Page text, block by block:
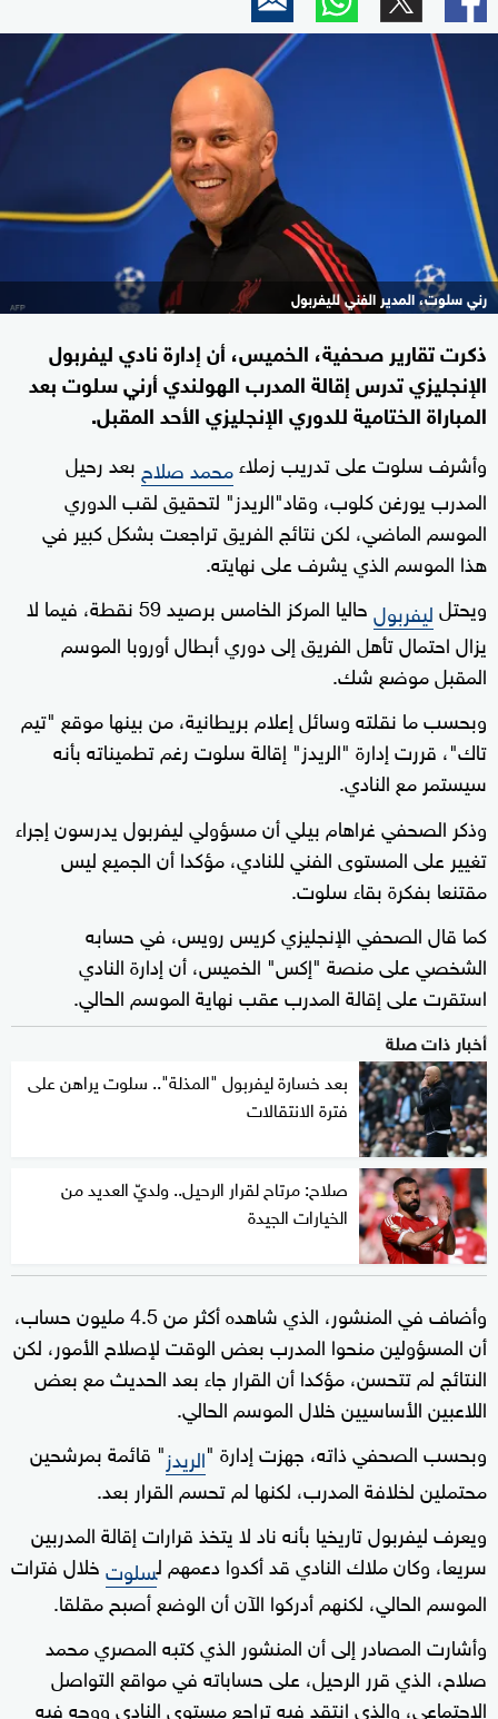
رني سلوت، المدير الفني لليفربول
ذكرت تقارير صحفية، الخميس، أن إدارة نادي ليفربول
الإنجليزي تدرس إقالة المدرب الهولندي أرني سلوت بعد
المباراة الختامية للدوري الإنجليزي الأحد المقبل.
وأشرف سلوت على تدريب زملاءمحمد صلاح بعد رحيل
المدرب يورغن كلوب، وقاد"الريدز" لتحقيق لقب الدوري
الموسم الماضي، لكن نتائج الفريق تراجعت بشكل كبير في
هذا الموسم الذي يشرف على نهايته.
ويحتلليفربول
حاليا المركز الخامس برصيد 59 نقطة، فيما لا
يزال احتمال تأهل الفريق إلى دوري أبطال أوروبا الموسم
المقبل موضع شك.
وبحسب ما نقلته وسائل إعلام بريطانية، من بينها موقع "تيم
تاك"، قررت إدارة "الريدز" إقالة سلوت رغم تطميناته بأنه
سيستمر مع النادي.
وذكر الصحفي غراهام بيلي أن مسؤولي ليفربول يدرسون إجراء
تغيير على المستوى الفني للنادي، مؤكدا أن الجميع ليس
مقتنعا بفكرة بقاء سلوت.
كما قال الصحفي الإنجليزي كريس رويس، في حسابه
الشخصي على منصة "إكس" الخميس، أن إدارة النادي
استقرت على إقالة المدرب عقب نهاية الموسم الحالي.
أخبار ذات صلة
بعد خسارة ليفربول "المذلة".. سلوت يراهن على
فترة الانتقالات
صلاح: مرتاح لقرار الرحيل.. ولديّ العديد من
الخيارات الجيدة
وأضاف في المنشور، الذي شاهده أكثر من 4.5 مليون حساب،
أن المسؤولين منحوا المدرب بعض الوقت لإصلاح الأمور، لكن
النتائج لم تتحسن، مؤكدا أن القرار جاء بعد الحديث مع بعض
اللاعبين الأساسيين خلال الموسم الحالي.
وبحسب الصحفي ذاته، جهزت إدارة "الريدز" قائمة بمرشحين
محتملين لخلافة المدرب، لكنها لم تحسم القرار بعد.
ويعرف ليفربول تاريخيا بأنه ناد لا يتخذ قرارات إقالة المدربين
سريعا، وكان ملاك النادي قد أكدوا دعمهم لسلوتخلال فترات
الموسم الحالي، لكنهم أدركوا الآن أن الوضع أصبح مقلقا.
وأشارت المصادر إلى أن المنشور الذي كتبه المصري محمد
صلاح، الذي قرر الرحيل، على حساباته في مواقع التواصل
الاجتماعي، والذي انتقد فيه تراجع مستوى النادي ووجه فيه